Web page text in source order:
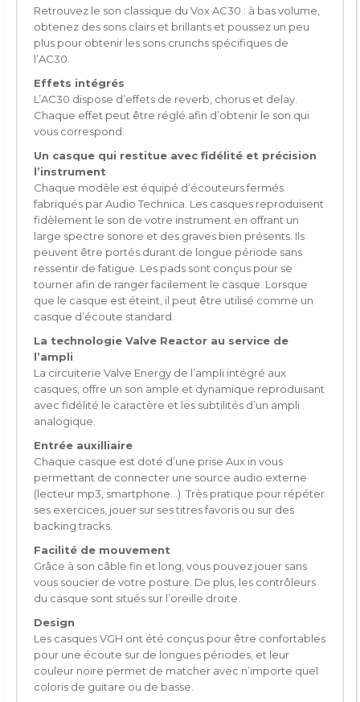
Retrouvez le son classique du Vox AC30 : à bas volume,
obtenez des sons clairs et brillants et poussez un peu
plus pour obtenir les sons crunchs spécifiques de
l’AC30.
Effets intégrés
L’AC30 dispose d’effets de reverb, chorus et delay.
Chaque effet peut être réglé afin d’obtenir le son qui
vous correspond.
Un casque qui restitue avec fidélité et précision
l’instrument
Chaque modèle est équipé d’écouteurs fermés
fabriqués par Audio Technica. Les casques reproduisent
fidèlement le son de votre instrument en offrant un
large spectre sonore et des graves bien présents. Ils
peuvent être portés durant de longue période sans
ressentir de fatigue. Les pads sont conçus pour se
tourner afin de ranger facilement le casque. Lorsque
que le casque est éteint, il peut être utilisé comme un
casque d’écoute standard.
La technologie Valve Reactor au service de
l’ampli
La circuiterie Valve Energy de l’ampli intégré aux
casques, offre un son ample et dynamique reproduisant
avec fidélité le caractère et les subtilités d’un ampli
analogique.
Entrée auxilliaire
Chaque casque est doté d’une prise Aux in vous
permettant de connecter une source audio externe
(lecteur mp3, smartphone…). Très pratique pour répéter
ses exercices, jouer sur ses titres favoris ou sur des
backing tracks.
Facilité de mouvement
Grâce à son câble fin et long, vous pouvez jouer sans
vous soucier de votre posture. De plus, les contrôleurs
du casque sont situés sur l’oreille droite.
Design
Les casques VGH ont été conçus pour être confortables
pour une écoute sur de longues périodes, et leur
couleur noire permet de matcher avec n’importe quel
coloris de guitare ou de basse.